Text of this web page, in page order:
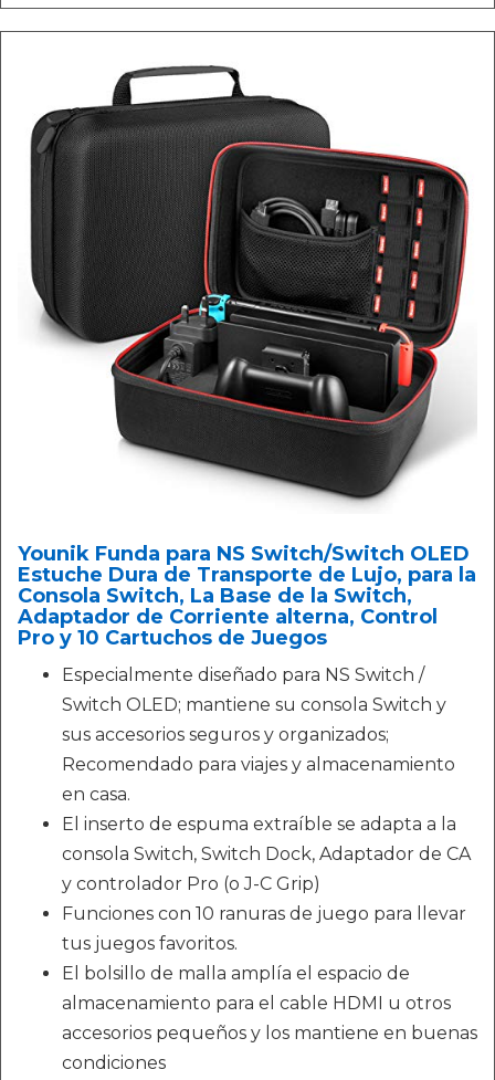
Younik Funda para NS Switch/Switch OLED
Estuche Dura de Transporte de Lujo, para la
Consola Switch, La Base de la Switch,
Adaptador de Corriente alterna, Control
Pro y 10 Cartuchos de Juegos
Especialmente diseñado para NS Switch /
Switch OLED; mantiene su consola Switch y
sus accesorios seguros y organizados;
Recomendado para viajes y almacenamiento
en casa.
El inserto de espuma extraíble se adapta a la
consola Switch, Switch Dock, Adaptador de CA
y controlador Pro (o J-C Grip)
Funciones con 10 ranuras de juego para llevar
tus juegos favoritos.
El bolsillo de malla amplía el espacio de
almacenamiento para el cable HDMI u otros
accesorios pequeños y los mantiene en buenas
condiciones